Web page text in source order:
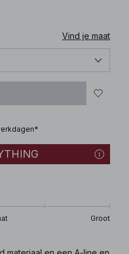
Vind je maat
Groot